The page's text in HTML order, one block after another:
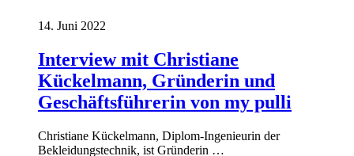
14. Juni 2022
Interview mit Christiane
Kückelmann, Gründerin und
Geschäftsführerin von my pulli
Christiane Kückelmann, Diplom-Ingenieurin der
Bekleidungstechnik, ist Gründerin …